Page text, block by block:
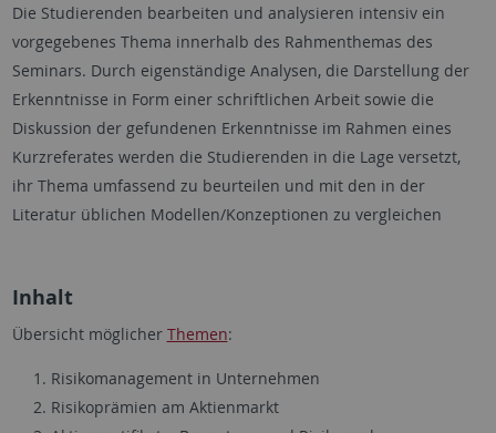
Die Studierenden bearbeiten und analysieren intensiv ein
vorgegebenes Thema innerhalb des Rahmenthemas des
Seminars. Durch eigenständige Analysen, die Darstellung der
Erkenntnisse in Form einer schriftlichen Arbeit sowie die
Diskussion der gefundenen Erkenntnisse im Rahmen eines
Kurzreferates werden die Studierenden in die Lage versetzt,
ihr Thema umfassend zu beurteilen und mit den in der
Literatur üblichen Modellen/Konzeptionen zu vergleichen
Inhalt
Übersicht möglicher Themen:
Risikomanagement in Unternehmen
Risikoprämien am Aktienmarkt